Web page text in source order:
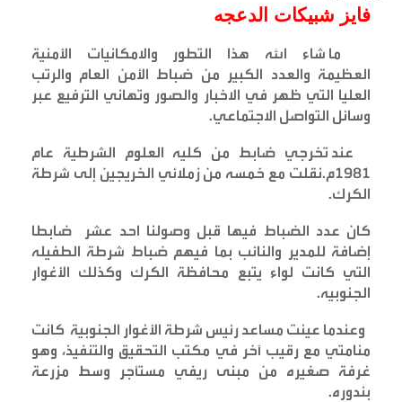
فايز شبيكات الدعجه
ما شاء الله هذا التطور والامكانيات الأمنية
العظيمة والعدد الكبير من ضباط الأمن العام والرتب
العليا التي ظهر في الاخبار والصور وتهاني الترفيع عبر
وسائل التواصل الاجتماعي.
عند تخرجي ضابط من كليه العلوم الشرطية عام
١٩٨١م.نقلت مع خمسه من زملائي الخريجين إلى شرطة
الكرك.
كان عدد الضباط فيها قبل وصولنا احد عشر ضابطا
إضافة للمدير والنائب بما فيهم ضباط شرطة الطفيله
التي كانت لواء يتبع محافظة الكرك وكذلك الأغوار
الجنوبيه.
وعندما عينت مساعد رئيس شرطة الأغوار الجنوبية كانت
منامتي مع رقيب آخر في مكتب التحقيق والتنفيذ، وهو
غرفة صغيره من مبنى ريفي مستأجر وسط مزرعة
بندوره.